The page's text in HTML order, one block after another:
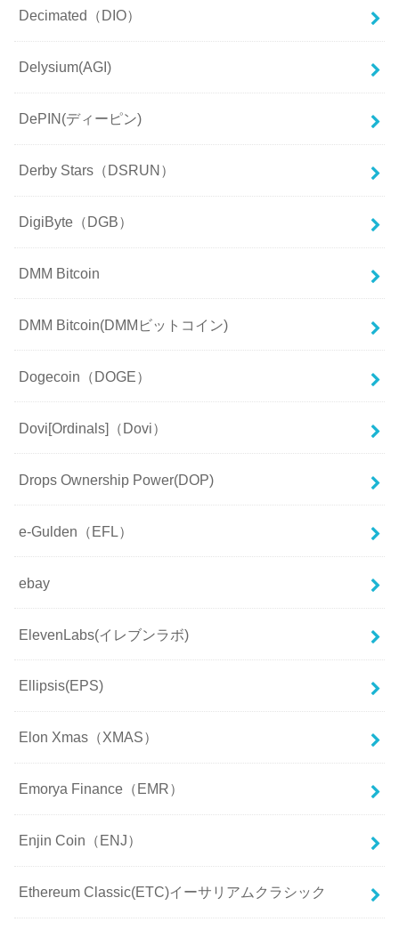
Decimated（DIO）
Delysium(AGI)
DePIN(ディーピン)
Derby Stars（DSRUN）
DigiByte（DGB）
DMM Bitcoin
DMM Bitcoin(DMMビットコイン)
Dogecoin（DOGE）
Dovi[Ordinals]（Dovi）
Drops Ownership Power(DOP)
e-Gulden（EFL）
ebay
ElevenLabs(イレブンラボ)
Ellipsis(EPS)
Elon Xmas（XMAS）
Emorya Finance（EMR）
Enjin Coin（ENJ）
Ethereum Classic(ETC)イーサリアムクラシック